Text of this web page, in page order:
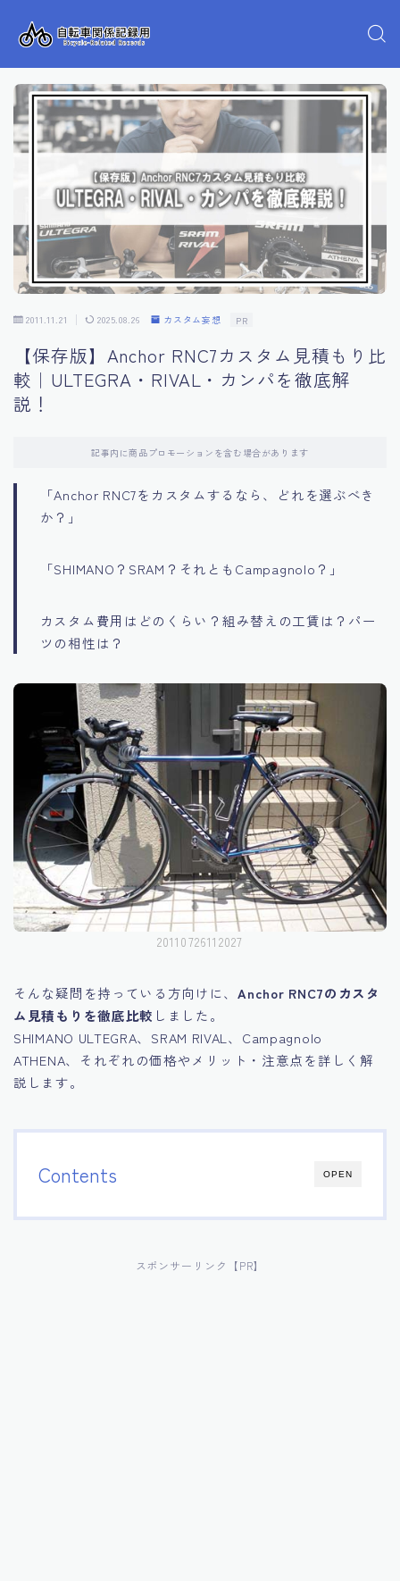
2011.11.21 2025.08.26 カスタム妄想 PR
【保存版】Anchor RNC7カスタム見積もり比
較｜ULTEGRA・RIVAL・カンパを徹底解
説！
記事内に商品プロモーションを含む場合があります
「Anchor RNC7をカスタムするなら、どれを選ぶべき
か？」
「SHIMANO？SRAM？それともCampagnolo？」
カスタム費用はどのくらい？組み替えの工賃は？パー
ツの相性は？
20110726112027
そんな疑問を持っている方向けに、Anchor RNC7のカスタ
ム見積もりを徹底比較 しました。
SHIMANO ULTEGRA、SRAM RIVAL、Campagnolo
ATHENA、それぞれの価格やメリット・注意点を詳しく解
説します。
OPEN
Contents
スポンサーリンク【PR】